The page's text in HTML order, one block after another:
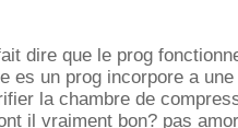
dire que le prog
es un prog incorpore a
la chambre de
il vraiment bon? pas